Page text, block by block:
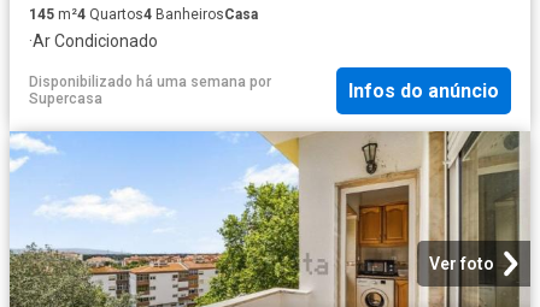
145 m²4 Quartos4 BanheirosCasa
·Ar Condicionado
Disponibilizado há uma semana por
Supercasa
Infos do anúncio
Ver foto